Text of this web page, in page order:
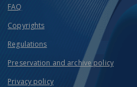
FAQ
Copyrights
Regulations
Preservation and archive policy
Privacy policy